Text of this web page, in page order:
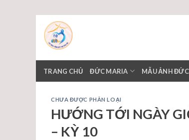
content
TRANG CHỦ ĐỨC MARIA MẪU ẢNH
CHƯA ĐƯỢC PHÂN LOẠI
HƯỚNG TỚI NGÀY
– KỲ 10